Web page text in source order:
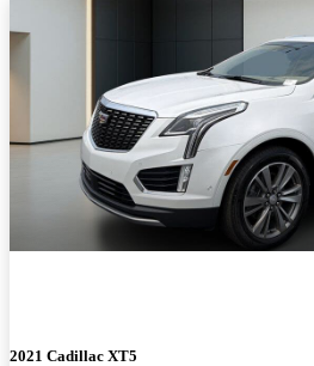
2021 Cadillac XT5